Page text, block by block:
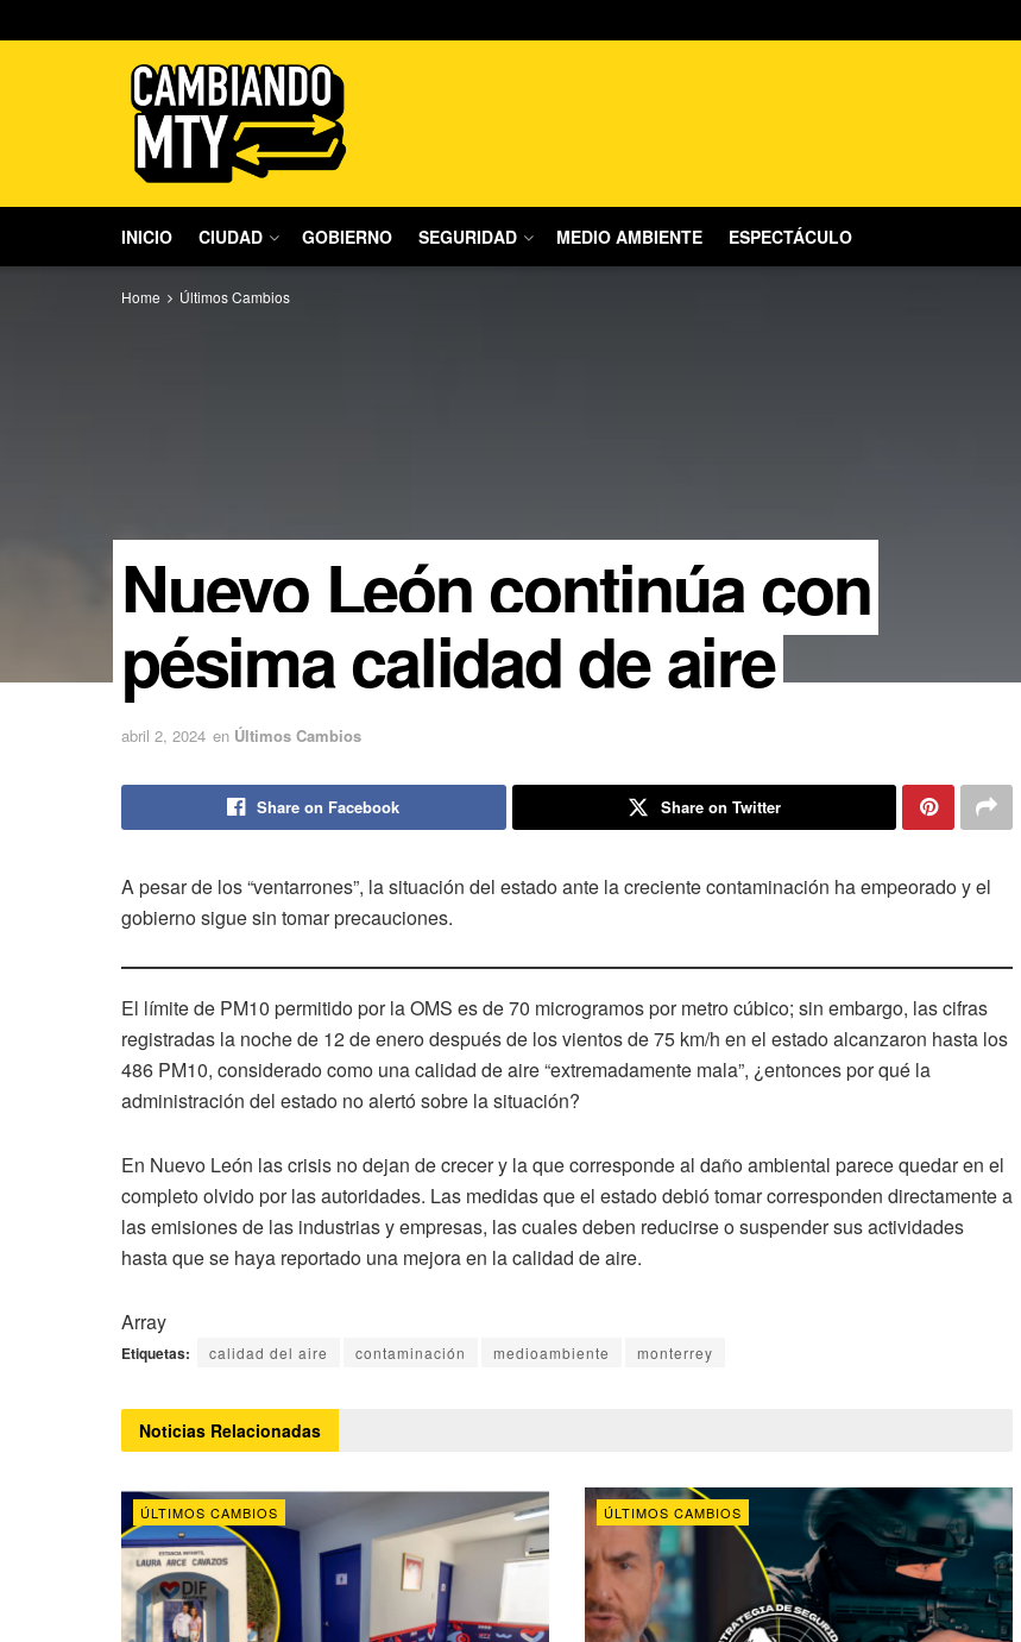
INICIO CIUDAD GOBIERNO SEGURIDAD MEDIO AMBIENTE ESPECTÁCULO
Home Últimos Cambios
Nuevo León continúa con
pésima calidad de aire
abril 2, 2024 en Últimos Cambios
Share on Facebook Share on Twitter
A pesar de los “ventarrones”, la situación del estado ante la creciente contaminación ha empeorado y el
gobierno sigue sin tomar precauciones.
El límite de PM10 permitido por la OMS es de 70 microgramos por metro cúbico; sin embargo, las cifras
registradas la noche de 12 de enero después de los vientos de 75 km/h en el estado alcanzaron hasta los
486 PM10, considerado como una calidad de aire “extremadamente mala”, ¿entonces por qué la
administración del estado no alertó sobre la situación?
En Nuevo León las crisis no dejan de crecer y la que corresponde al daño ambiental parece quedar en el
completo olvido por las autoridades. Las medidas que el estado debió tomar corresponden directamente a
las emisiones de las industrias y empresas, las cuales deben reducirse o suspender sus actividades
hasta que se haya reportado una mejora en la calidad de aire.
Array
Etiquetas: calidad del aire contaminación medioambiente monterrey
Noticias Relacionadas
ÚLTIMOS CAMBIOS ÚLTIMOS CAMBIOS